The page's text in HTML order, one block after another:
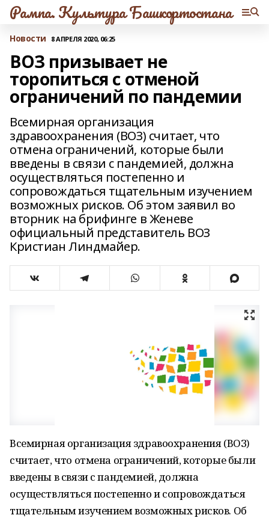
Рампа. Культура Башкортостана
Новости 8 АПРЕЛЯ 2020, 06:25
ВОЗ призывает не
торопиться с отменой
ограничений по пандемии
Всемирная организация
здравоохранения (ВОЗ) считает, что
отмена ограничений, которые были
введены в связи с пандемией, должна
осуществляться постепенно и
сопровождаться тщательным изучением
возможных рисков. Об этом заявил во
вторник на брифинге в Женеве
официальный представитель ВОЗ
Кристиан Линдмайер.
Всемирная организация здравоохранения (ВОЗ)
считает, что отмена ограничений, которые были
введены в связи с пандемией, должна
осуществляться постепенно и сопровождаться
тщательным изучением возможных рисков. Об